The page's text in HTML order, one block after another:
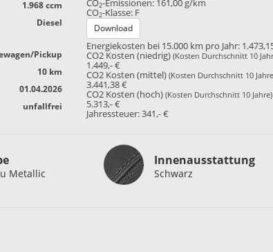
1.968 ccm
Diesel
Pickup
10 km
01.04.2026
unfallfrei
CO2-Emissionen: 161,00 g/km
CO2-Klasse: F
Download
Energiekosten bei 15.000 km pro Jahr:
CO2 Kosten (niedrig)(Kosten Durchschnitt 10
1.449,- €
CO2 Kosten (mittel)(Kosten Durchschnitt 10
3.441,38 €
CO2 Kosten (hoch)(Kosten Durchschnitt 10 Jahre)
5.313,- €
Jahressteuer: 341,- €
Metallic
Innenausstattung
Innenausstattung
Schwarz